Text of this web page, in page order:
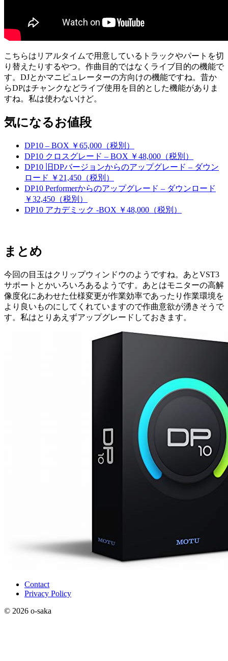
こちらはリアルタイムで用意しているトラックやパートを切
り替えたりするやつ。作曲目的ではなくライブ目的の機能で
す。DJとかマニピュレーターの方向けの機能ですね。昔か
らDPはチャンクなどライブ使用を目的とした機能がありま
すね。私は使わないけど。
気になるお値段
DP10 – BOX ￥65,000（税別）
DP10 クロスグレード – BOX ￥48,000（税別）
DP10 旧DPバージョンからのアップグレード – ダウン
ロード ￥21,450（税別）
DP10 Performerからのアップグレード – ダウンロード
￥32,450（税別）
DP10 アカデミック -BOX ￥48,000（税別）
まとめ
今回の目玉はクリップウィンドウのようですね。あとVST3
サポートとかいろいろあるようです。あとはモニターの高解
像度化にあわせた仕様変更が作業効率であったり作業環境を
より良いものにしてくれていますので作曲意欲が湧きそうで
す。私はとりあえずアップグレードしておきます。
Contact
Privacy Policy
© 2026 o-saka